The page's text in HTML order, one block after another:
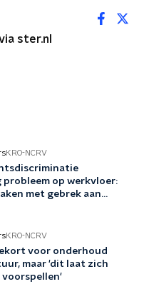
ster.nl
KRO-NCRV
probleem op werkvloer:
met gebrek aan
KRO-NCRV
voor onderhoud
maar 'dit laat zich